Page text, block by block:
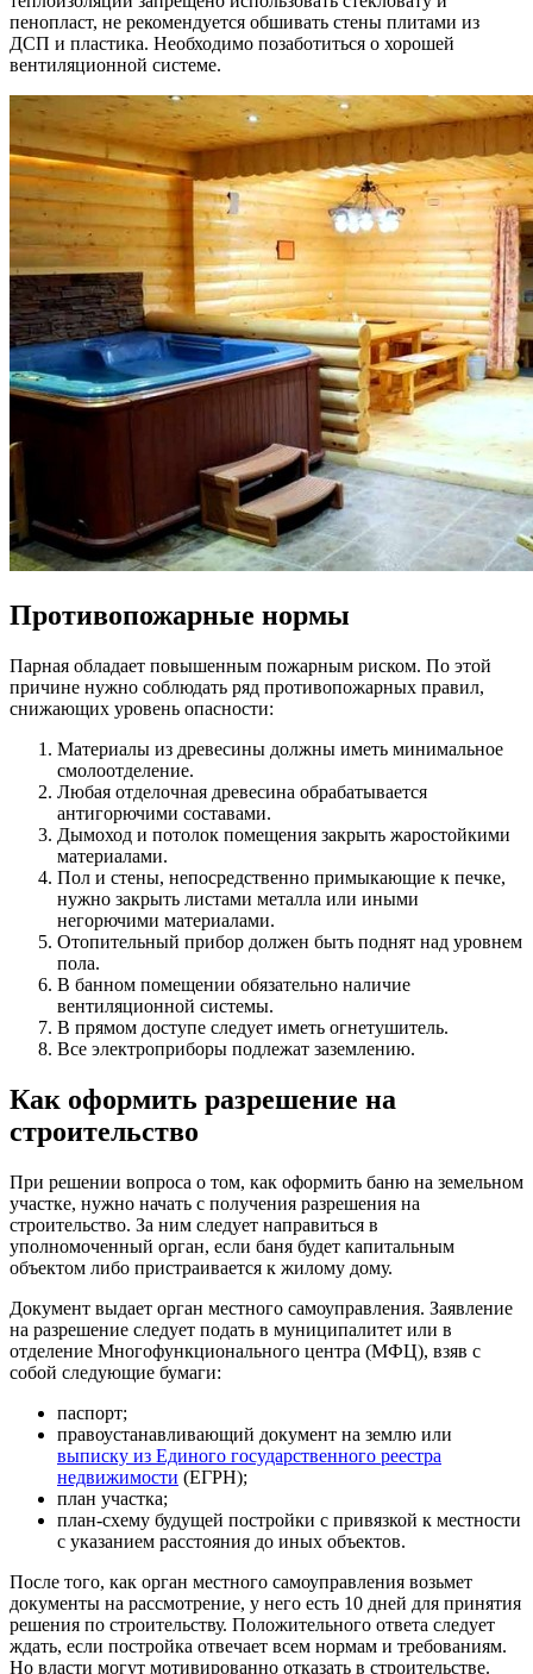
пенопласт, не рекомендуется обшивать стены плитами из
ДСП и пластика. Необходимо позаботиться о хорошей
вентиляционной системе.
Противопожарные нормы
Парная обладает повышенным пожарным риском. По этой
причине нужно соблюдать ряд противопожарных правил,
снижающих уровень опасности:
Материалы из древесины должны иметь минимальное
смолоотделение.
Любая отделочная древесина обрабатывается
антигорючими составами.
Дымоход и потолок помещения закрыть жаростойкими
материалами.
Пол и стены, непосредственно примыкающие к печке,
нужно закрыть листами металла или иными
негорючими материалами.
Отопительный прибор должен быть поднят над уровнем
пола.
В банном помещении обязательно наличие
вентиляционной системы.
В прямом доступе следует иметь огнетушитель.
Все электроприборы подлежат заземлению.
Как оформить разрешение на
строительство
При решении вопроса о том, как оформить баню на земельном
участке, нужно начать с получения разрешения на
строительство. За ним следует направиться в
уполномоченный орган, если баня будет капитальным
объектом либо пристраивается к жилому дому.
Документ выдает орган местного самоуправления. Заявление
на разрешение следует подать в муниципалитет или в
отделение Многофункционального центра (МФЦ), взяв с
собой следующие бумаги:
паспорт;
правоустанавливающий документ на землю или
выписку из Единого государственного реестра
недвижимости (ЕГРН);
план участка;
план-схему будущей постройки с привязкой к местности
с указанием расстояния до иных объектов.
После того, как орган местного самоуправления возьмет
документы на рассмотрение, у него есть 10 дней для принятия
решения по строительству. Положительного ответа следует
ждать, если постройка отвечает всем нормам и требованиям.
Но власти могут мотивированно отказать в строительстве.